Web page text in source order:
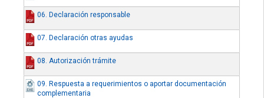
06. Declaración responsable
07. Declaración otras ayudas
08. Autorización trámite
09. Respuesta a requerimientos o aportar documentación
complementaria